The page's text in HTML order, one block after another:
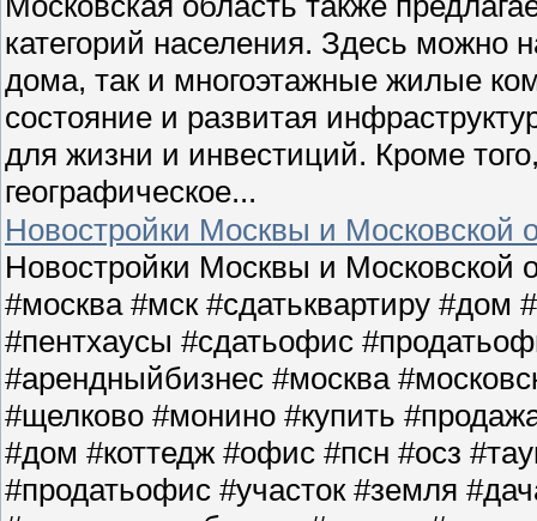
категорий населения. Здесь можно
дома, так и многоэтажные жилые
состояние и развитая
для жизни и инвестиций. Кроме
географическое...
Новостройки Москвы и Московской
Новостройки Москвы и Московской
#москва #мск #сдатьквартиру #дом
#пентхаусы #сдатьофис
#арендныйбизнес #москва
#щелково #монино #купить
#дом #коттедж #офис #псн #осз
#продатьофис #участок #земля